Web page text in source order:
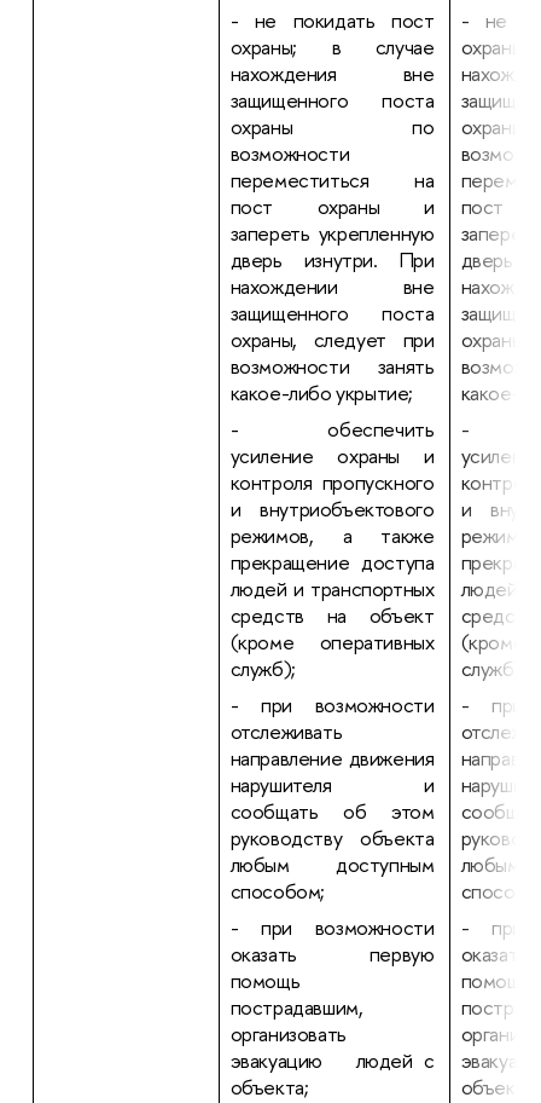
- не покидать пост
охраны; в случае
нахождения вне
защищенного поста
охраны по
возможности
переместиться на
пост охраны и
запереть укрепленную
дверь изнутри. При
нахождении вне
защищенного поста
охраны, следует при
возможности занять
какое-либо укрытие;
- обеспечить
усиление охраны и
контроля пропускного
и внутриобъектового
режимов, а также
прекращение доступа
людей и транспортных
средств на объект
(кроме оперативных
служб);
- при возможности
отслеживать
направление движения
нарушителя и
сообщать об этом
руководству объекта
любым доступным
способом;
- при возможности
оказать первую
помощь
пострадавшим,
организовать
эвакуацию людей с
объекта;
- не
пост
дверь
какое-
-
и
людей и
(кроме
служб);
- при
любым
- при
помощь
объекта;